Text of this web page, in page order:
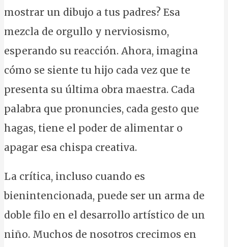
mostrar un dibujo a tus padres? Esa
mezcla de orgullo y nerviosismo,
esperando su reacción. Ahora, imagina
cómo se siente tu hijo cada vez que te
presenta su última obra maestra. Cada
palabra que pronuncies, cada gesto que
hagas, tiene el poder de alimentar o
apagar esa chispa creativa.
La crítica, incluso cuando es
bienintencionada, puede ser un arma de
doble filo en el desarrollo artístico de un
niño. Muchos de nosotros crecimos en